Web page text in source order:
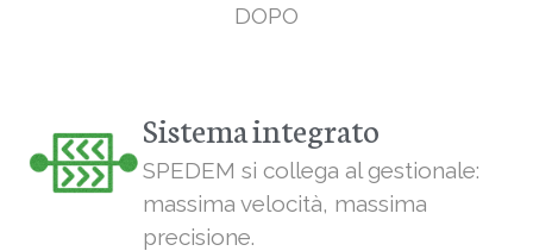
DOPO
Sistema integrato
SPEDEM si collega al gestionale:
massima velocità, massima
precisione.